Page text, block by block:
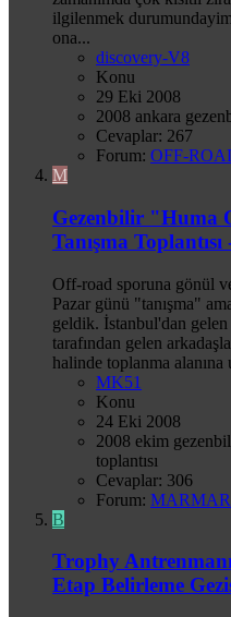
ilgilenmek
ona...
discovery-V8
Konu
29 Eki 2008
2008 ankara
Cevaplar: 267
Forum: OFF-
M
Gezenbilir "Huma
Tanışma
Off-road sporuna gönül
Pazar günü "tanışma"
geldik. İstanbul'dan
tarafından gelen
halinde toplanma alanına
MK51
Konu
24 Eki 2008
2008 ekim
toplantısı
Cevaplar: 306
Forum:
B
Trophy Antrenmanı
Etap Belirleme